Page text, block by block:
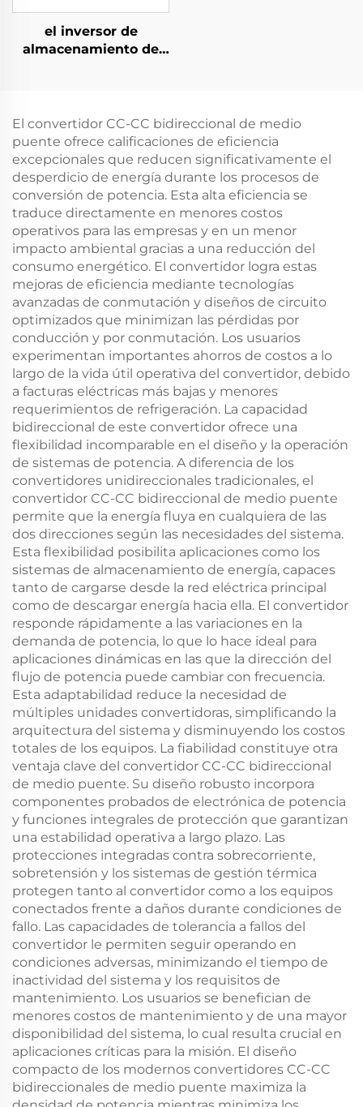
el inversor de
almacenamiento de
El convertidor CC-CC bidireccional de medio
puente ofrece calificaciones de eficiencia
excepcionales que reducen significativamente el
desperdicio de energía durante los procesos de
conversión de potencia. Esta alta eficiencia se
traduce directamente en menores costos
operativos para las empresas y en un menor
impacto ambiental gracias a una reducción del
consumo energético. El convertidor logra estas
mejoras de eficiencia mediante tecnologías
avanzadas de conmutación y diseños de circuito
optimizados que minimizan las pérdidas por
conducción y por conmutación. Los usuarios
experimentan importantes ahorros de costos a lo
largo de la vida útil operativa del convertidor, debido
a facturas eléctricas más bajas y menores
requerimientos de refrigeración. La capacidad
bidireccional de este convertidor ofrece una
flexibilidad incomparable en el diseño y la operación
de sistemas de potencia. A diferencia de los
convertidores unidireccionales tradicionales, el
convertidor CC-CC bidireccional de medio puente
permite que la energía fluya en cualquiera de las
dos direcciones según las necesidades del sistema.
Esta flexibilidad posibilita aplicaciones como los
sistemas de almacenamiento de energía, capaces
tanto de cargarse desde la red eléctrica principal
como de descargar energía hacia ella. El convertidor
responde rápidamente a las variaciones en la
demanda de potencia, lo que lo hace ideal para
aplicaciones dinámicas en las que la dirección del
flujo de potencia puede cambiar con frecuencia.
Esta adaptabilidad reduce la necesidad de
múltiples unidades convertidoras, simplificando la
arquitectura del sistema y disminuyendo los costos
totales de los equipos. La fiabilidad constituye otra
ventaja clave del convertidor CC-CC bidireccional
de medio puente. Su diseño robusto incorpora
componentes probados de electrónica de potencia
y funciones integrales de protección que garantizan
una estabilidad operativa a largo plazo. Las
protecciones integradas contra sobrecorriente,
sobretensión y los sistemas de gestión térmica
protegen tanto al convertidor como a los equipos
conectados frente a daños durante condiciones de
fallo. Las capacidades de tolerancia a fallos del
convertidor le permiten seguir operando en
condiciones adversas, minimizando el tiempo de
inactividad del sistema y los requisitos de
mantenimiento. Los usuarios se benefician de
menores costos de mantenimiento y de una mayor
disponibilidad del sistema, lo cual resulta crucial en
aplicaciones críticas para la misión. El diseño
compacto de los modernos convertidores CC-CC
bidireccionales de medio puente maximiza la